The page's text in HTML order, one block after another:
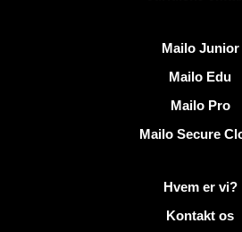
Mailo Junior
Mailo Edu
Mailo Pro
Mailo Secure
Flere oplysninger på MailoHvem er vi?
Kontakt os